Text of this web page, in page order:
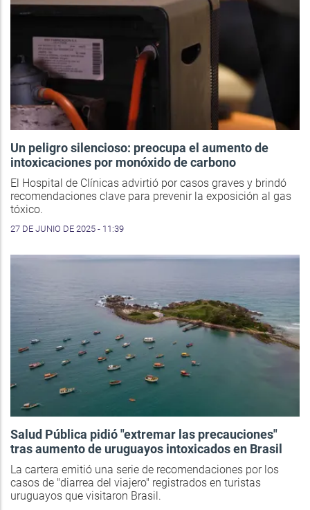
Un peligro silencioso: preocupa el aumento de
intoxicaciones por monóxido de carbono
El Hospital de Clínicas advirtió por casos graves y brindó
recomendaciones clave para prevenir la exposición al gas
tóxico.
27 DE JUNIO DE 2025 - 11:39
Salud Pública pidió "extremar las precauciones"
tras aumento de uruguayos intoxicados en Brasil
La cartera emitió una serie de recomendaciones por los
casos de "diarrea del viajero" registrados en turistas
uruguayos que visitaron Brasil.